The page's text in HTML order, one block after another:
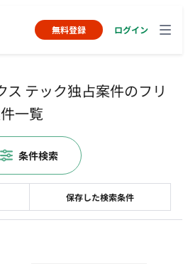
無料登録 ログイン
ス テック独占案件のフリ
一覧
保存した検索条件
条件検索